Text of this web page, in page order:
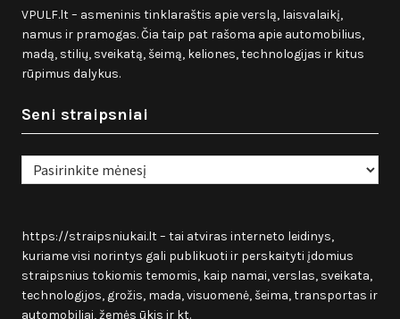
VPULF.lt – asmeninis tinklaraštis apie verslą, laisvalaikį,
namus ir pramogas. Čia taip pat rašoma apie automobilius,
madą, stilių, sveikatą, šeimą, keliones, technologijas ir kitus
rūpimus dalykus.
Seni straipsniai
Seni
straipsniai
https://straipsniukai.lt– tai atviras interneto leidinys,
kuriame visi norintys gali publikuoti ir perskaityti įdomius
straipsnius tokiomis temomis, kaip namai, verslas, sveikata,
technologijos, grožis, mada, visuomenė, šeima, transportas ir
automobiliai, žemės ūkis ir kt.